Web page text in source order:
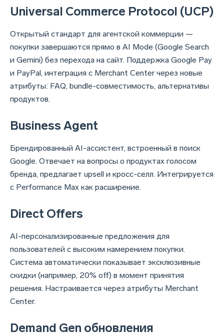
Universal Commerce Protocol (UCP)
Открытый стандарт для агентской коммерции —
покупки завершаются прямо в AI Mode (Google Search
и Gemini) без перехода на сайт. Поддержка Google Pay
и PayPal, интеграция с Merchant Center через новые
атрибуты: FAQ, bundle-совместимость, альтернативы
продуктов.
Business Agent
Брендированный AI-ассистент, встроенный в поиск
Google. Отвечает на вопросы о продуктах голосом
бренда, предлагает upsell и кросс-селл. Интегрируется
с Performance Max как расширение.
Direct Offers
AI-персонализированные предложения для
пользователей с высоким намерением покупки.
Система автоматически показывает эксклюзивные
скидки (например, 20% off) в момент принятия
решения. Настраивается через атрибуты Merchant
Center.
Demand Gen обновления